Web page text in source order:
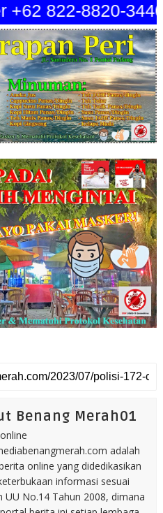
822-8820-3440 )
Benang Merah01
adalah
online yang didedikasikan
informasi sesuai
UU No.14 Tahun 2008, dimana